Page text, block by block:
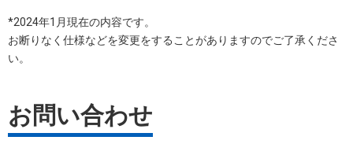
*2024年1月現在の内容です。
お断りなく仕様などを変更をすることがありますのでご了承くださ
い。
お問い合わせ